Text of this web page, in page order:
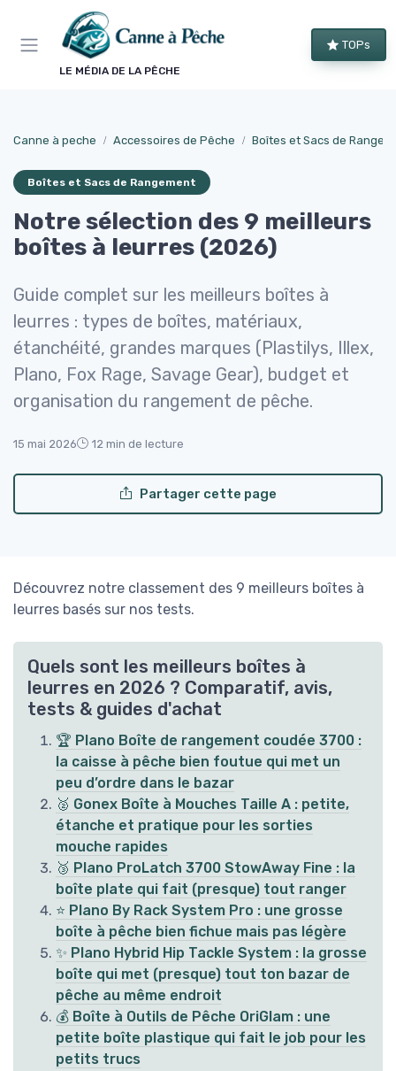
LE MÉDIA DE LA PÊCHE
TOPs
Canne à peche Accessoires de Pêche Boîtes et Sacs de
Boîtes et Sacs de Rangement
Notre sélection des 9 meilleurs
boîtes à leurres (2026)
Guide complet sur les meilleurs boîtes à
leurres : types de boîtes, matériaux,
étanchéité, grandes marques (Plastilys, Illex,
Plano, Fox Rage, Savage Gear), budget et
organisation du rangement de pêche.
15 mai 2026 12 min de lecture
Partager cette page
Découvrez notre classement des 9 meilleurs boîtes à
leurres basés sur nos tests.
Quels sont les meilleurs boîtes à
leurres en 2026 ? Comparatif, avis,
tests & guides d'achat
🏆 Plano Boîte de rangement coudée 3700 :
la caisse à pêche bien foutue qui met un
peu d’ordre dans le bazar
🥈 Gonex Boîte à Mouches Taille A : petite,
étanche et pratique pour les sorties
mouche rapides
🥉 Plano ProLatch 3700 StowAway Fine : la
boîte plate qui fait (presque) tout ranger
⭐ Plano By Rack System Pro : une grosse
boîte à pêche bien fichue mais pas légère
✨ Plano Hybrid Hip Tackle System : la grosse
boîte qui met (presque) tout ton bazar de
pêche au même endroit
💰 Boîte à Outils de Pêche OriGlam : une
petite boîte plastique qui fait le job pour les
petits trucs
Panneau de gestion des cookies